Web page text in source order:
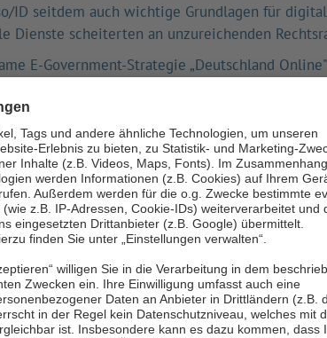
ID seitdem auch wichtige Grundlagen für
Dienste scheiterten an unzureichenden
E-Government-Strategie „Deutschland
als zentrales Koordinierungsgremium
rechtliche Grundlagen fest, wie
Behörden.
verpflichtete die Verwaltung bis Ende 2022
zu machen. Ein Ziel, das bis heute nicht
und 293 (Hamburg) Leistungen digital
(„OZG 2.0") in Kraft. Es schuf neue
die vollständige Digitalisierung von
bereits vorhandene Daten zwischen Behörden
dieses Prozesses sind das
das bundesweite Datenaustauschsystem